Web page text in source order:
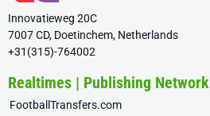
Innovatieweg 20C
7007 CD, Doetinchem, Netherlands
+31(315)-764002
Realtimes | Publishing Network
FootballTransfers.com